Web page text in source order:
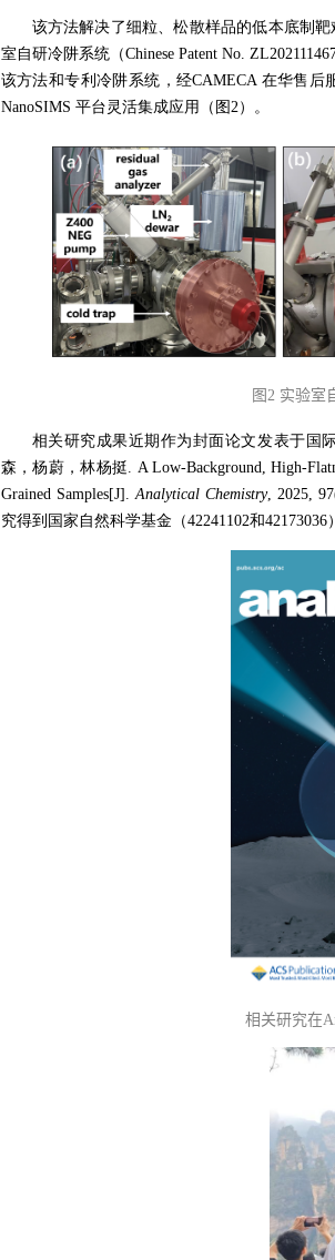
该方法解决了细粒、松散样品的低本底制
室自研冷阱系统（Chinese Patent No.
该方法和专利冷阱系统，经CAMECA 在华售
NanoSIMS 平台灵活集成应用（图2）。
图2 实验室
相关研究成果近期作为封面论文发表于国
森，杨蔚，林杨挺. A Low-Background, High-
Grained Samples[J]. Analytical Chemistry, 2025,
究得到国家自然科学基金（42241102和42173036
相关研究在